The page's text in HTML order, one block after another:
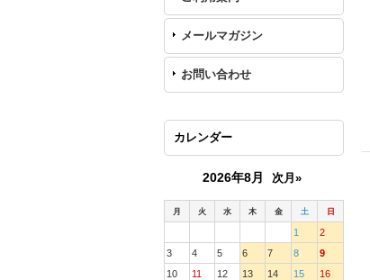
メールマガジン
お問い合わせ
カレンダー
2026年8月 次月»
月 火 水 木 金 土 日
1
2
3
4 5 6 7 8
9
10
11 12 13 14 15
16